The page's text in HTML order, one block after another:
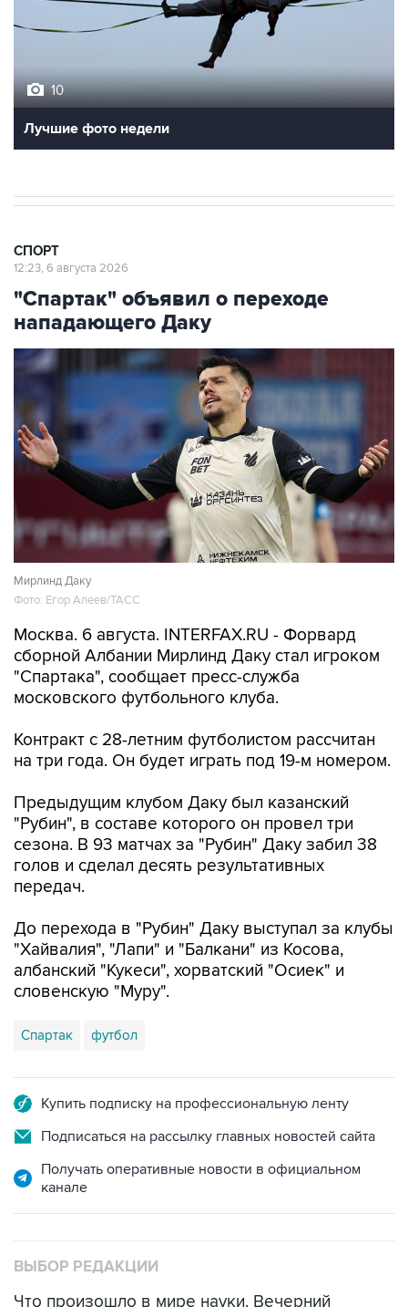
10
Лучшие фото недели
СПОРТ
12:23, 6 августа 2026
"Спартак" объявил о переходе
нападающего Даку
Мирлинд Даку
Фото: Егор Алеев/ТАСС
Москва. 6 августа. INTERFAX.RU - Форвард
сборной Албании Мирлинд Даку стал игроком
"Спартака", сообщает пресс-служба
московского футбольного клуба.
Контракт с 28-летним футболистом рассчитан
на три года. Он будет играть под 19-м номером.
Предыдущим клубом Даку был казанский
"Рубин", в составе которого он провел три
сезона. В 93 матчах за "Рубин" Даку забил 38
голов и сделал десять результативных
передач.
До перехода в "Рубин" Даку выступал за клубы
"Хайвалия", "Лапи" и "Балкани" из Косова,
албанский "Кукеси", хорватский "Осиек" и
словенскую "Муру".
Спартак футбол
Купить подписку на профессиональную ленту
Подписаться на рассылку главных новостей сайта
Получать оперативные новости в официальном
канале
ВЫБОР РЕДАКЦИИ
Что произошло в мире науки. Вечерний